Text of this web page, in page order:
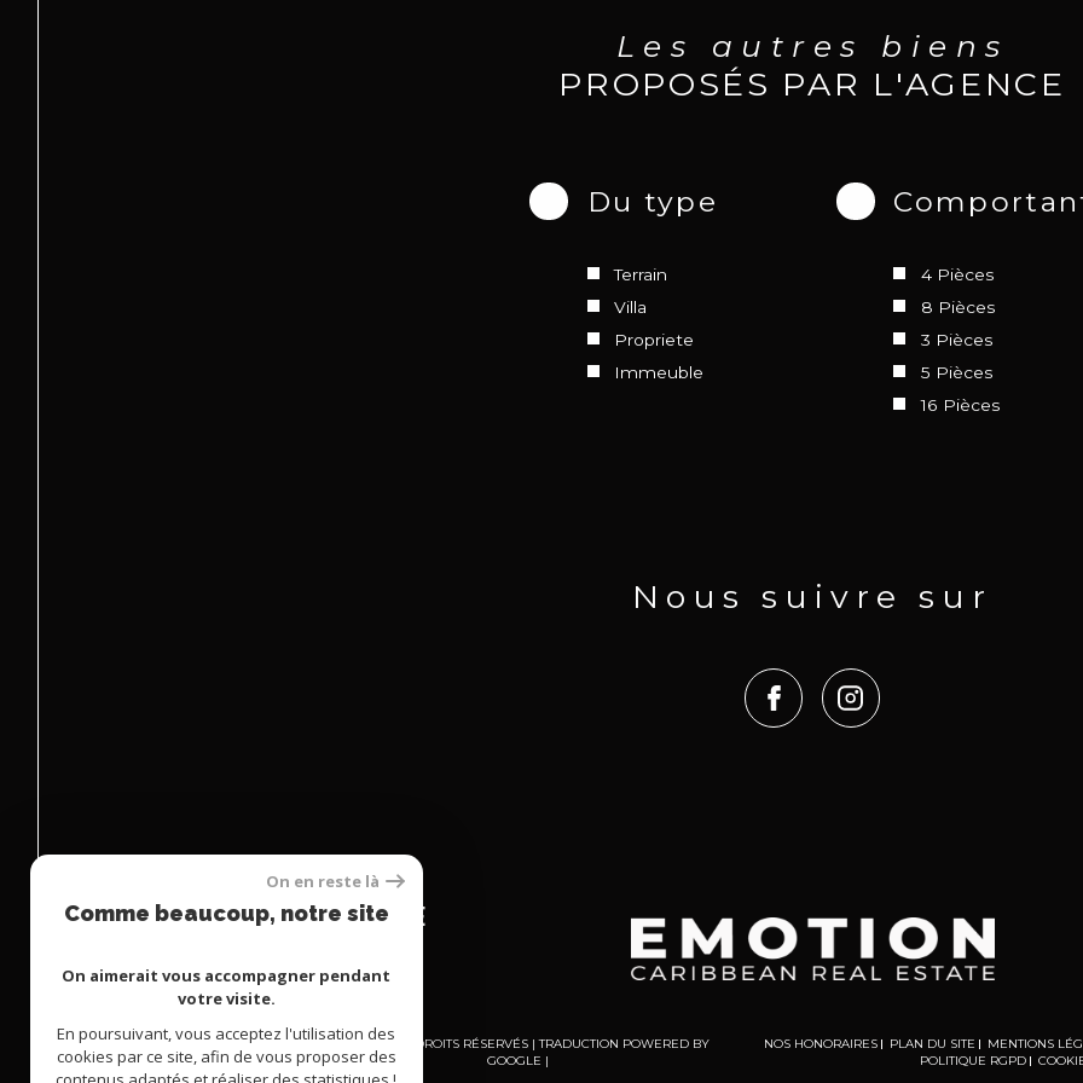
Les autres biens
PROPOSÉS PAR L'AGENCE
Du type
Terrain
Villa
Propriete
Immeuble
4 Pièces
8 Pièces
3 Pièces
5 Pièces
16 Pièces
Nous suivre sur
Espace
PROPRIÉTAIRE
se connecter
© 2026 | TOUS DROITS RÉSERVÉS | TRADUCTION POWERED BY
GOOGLE |
NOS HONORAIRES PLAN DU SITE
MENTIONS
POLITIQUE RGPD
On en reste là
Comme beaucoup, notre site
On aimerait vous accompagner pendant
votre visite.
En poursuivant, vous acceptez l'utilisation des
cookies par ce site, afin de vous proposer des